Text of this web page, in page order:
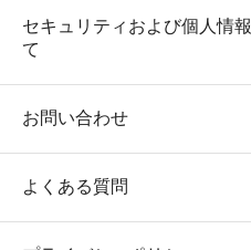
セキュリティおよび個人情
て
お問い合わせ
よくある質問